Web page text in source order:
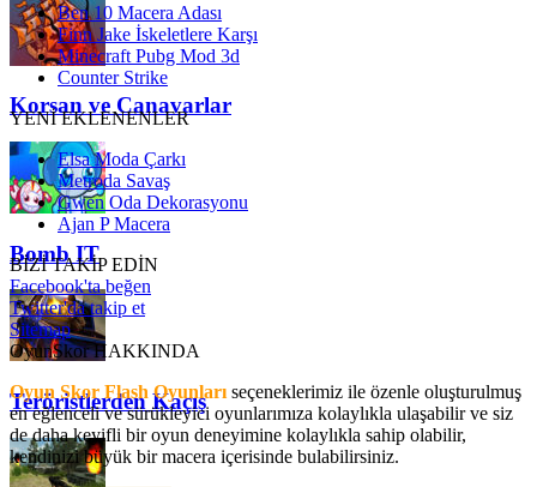
Korsan ve Canavarlar
Bomb IT
Teröristlerden Kaçış
Ben 10 Macera Adası
Finn Jake İskeletlere Karşı
Minecraft Pubg Mod 3d
Counter Strike
YENİ EKLENENLER
Elsa Moda Çarkı
Metroda Savaş
Gwen Oda Dekorasyonu
Ajan P Macera
BİZİ TAKİP EDİN
Facebook'ta beğen
Twitter'da takip et
Sitemap
OyunSkor HAKKINDA
Oyun Skor Flash Oyunları seçeneklerimiz ile özenle oluşturulmuş
en eğlenceli ve sürükleyici oyunlarımıza kolaylıkla ulaşabilir ve siz
de daha keyifli bir oyun deneyimine kolaylıkla sahip olabilir,
kendinizi büyük bir macera içerisinde bulabilirsiniz.